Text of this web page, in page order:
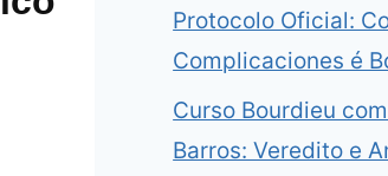
Protocolo Oficial:
Complicaciones é
Curso Bourdieu
Barros: Veredito e